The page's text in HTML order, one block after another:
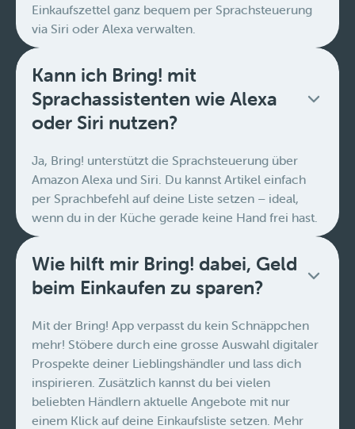
Einkaufszettel ganz bequem per Sprachsteuerung
via Siri oder Alexa verwalten.
Kann ich Bring! mit
Sprachassistenten wie Alexa
oder Siri nutzen?
Ja, Bring! unterstützt die Sprachsteuerung über
Amazon Alexa und Siri. Du kannst Artikel einfach
per Sprachbefehl auf deine Liste setzen – ideal,
wenn du in der Küche gerade keine Hand frei hast.
Wie hilft mir Bring! dabei, Geld
beim Einkaufen zu sparen?
Mit der Bring! App verpasst du kein Schnäppchen
mehr! Stöbere durch eine grosse Auswahl digitaler
Prospekte deiner Lieblingshändler und lass dich
inspirieren. Zusätzlich kannst du bei vielen
beliebten Händlern aktuelle Angebote mit nur
einem Klick auf deine Einkaufsliste setzen. Mehr